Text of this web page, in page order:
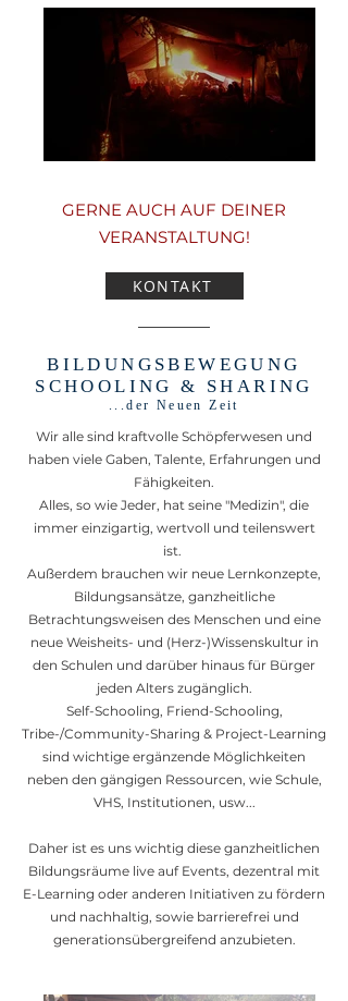
GERNE AUCH AUF DEINER
VERANSTALTUNG!
KONTAKT
BILDUNGSBEWEGUNG
SCHOOLING & SHARING
...der Neuen Zeit
Wir alle sind kraftvolle Schöpferwesen und
haben viele Gaben, Talente, Erfahrungen und
Fähigkeiten.
Alles, so wie Jeder, hat seine "Medizin", die
immer einzigartig, wertvoll und teilenswert
ist.
Außerdem brauchen wir neue Lernkonzepte,
Bildungsansätze, ganzheitliche
Betrachtungsweisen des Menschen und eine
neue Weisheits- und (Herz-)Wissenskultur in
den Schulen und darüber hinaus für Bürger
jeden Alters zugänglich.
Self-Schooling, Friend-Schooling,
Tribe-/Community-Sharing & Project-Learning
sind wichtige ergänzende Möglichkeiten
neben den gängigen Ressourcen, wie Schule,
VHS, Institutionen, usw...
Daher ist es uns wichtig diese ganzheitlichen
Bildungsräume live auf Events, dezentral mit
E-Learning oder anderen Initiativen zu fördern
und nachhaltig, sowie barrierefrei und
generationsübergreifend anzubieten.